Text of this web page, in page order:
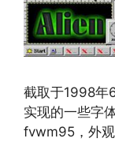
截取于1998年
实现的一些字
fvwm95，外